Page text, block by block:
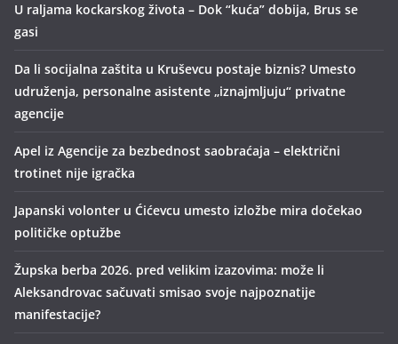
U raljama kockarskog života – Dok “kuća” dobija, Brus se
gasi
Da li socijalna zaštita u Kruševcu postaje biznis? Umesto
udruženja, personalne asistente „iznajmljuju“ privatne
agencije
Apel iz Agencije za bezbednost saobraćaja – električni
trotinet nije igračka
Japanski volonter u Ćićevcu umesto izložbe mira dočekao
političke optužbe
Župska berba 2026. pred velikim izazovima: može li
Aleksandrovac sačuvati smisao svoje najpoznatije
manifestacije?